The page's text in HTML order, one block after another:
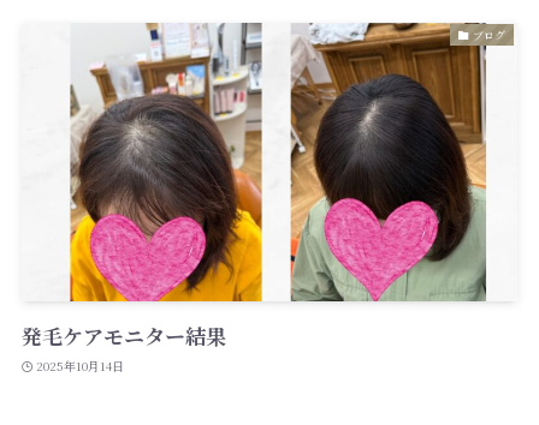
ブログ
発毛ケアモニター結果
2025年10月14日